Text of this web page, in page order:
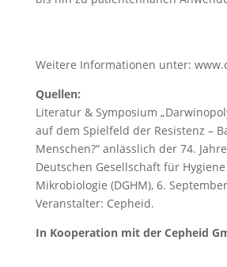
Weitere Informationen unter:
Quellen:
Literatur & Symposium
auf dem Spielfeld der Resistenz –
Menschen?“ anlässlich der 74.
Deutschen Gesellschaft für
Mikrobiologie (DGHM), 6.
Veranstalter: Cepheid.
In Kooperation mit der Cepheid